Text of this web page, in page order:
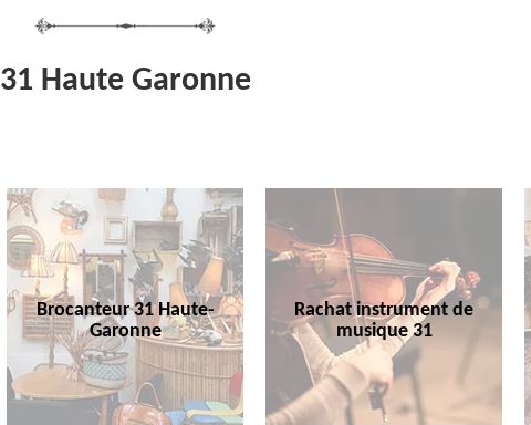
31 Haute Garonne
Brocanteur 31 Haute-
Garonne
Rachat instrument de
musique 31